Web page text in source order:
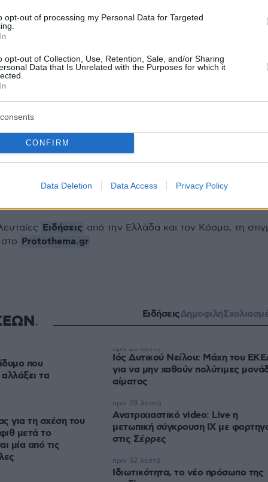
opt-out of processing my Personal Data for Targeted
opt-out of Collection, Use, Retention, Sale, and/or Sharing
Data that Is Unrelated with the Purposes for which it
CONFIRM
Data Deletion Data Access Privacy Policy
«πρόσωπα» μέσα στην εβδομάδα - Πότε
θερμοκρασίας, βροχές και χιόνια
πείραζε και μας τραβούσε με το κινητό» -
για τη νηπιαγωγό
Αναγνωστόπουλος και Σαλταφερίδου οι
του τάκου - Δείτε βίντεο
protothema.gr στο Google Newsκαι μάθετε πρώτοι όλες
Ειδήσεις από την Ελλάδα και τον Κόσμο, τη
Protothema.gr
ΕιδήσειςΔημοφιλή
που
τα
για τη σχέση του
μετά το
μία από τις
Ιός Δυτικού Νείλου: Μάχη του
για να μην χαθούν πολύτιμες
αίματος
πριν 26 λεπτά
Ανατριχιαστικό video: Live η
μετωπική σύγκρουση ΙΧ με
στις Σέρρες
πριν 28 λεπτά
Ιδιωτικότητα, το νέο πρόσωπο της
πριν 32 λεπτά